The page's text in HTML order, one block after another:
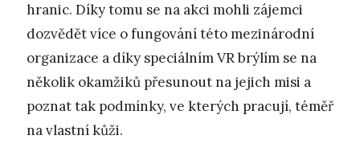
hranic. Díky tomu se na akci mohli zájemci
dozvědět více o fungování této mezinárodní
organizace a díky speciálním VR brýlím se na
několik okamžiků přesunout na jejich misi a
poznat tak podmínky, ve kterých pracují, téměř
na vlastní kůži.